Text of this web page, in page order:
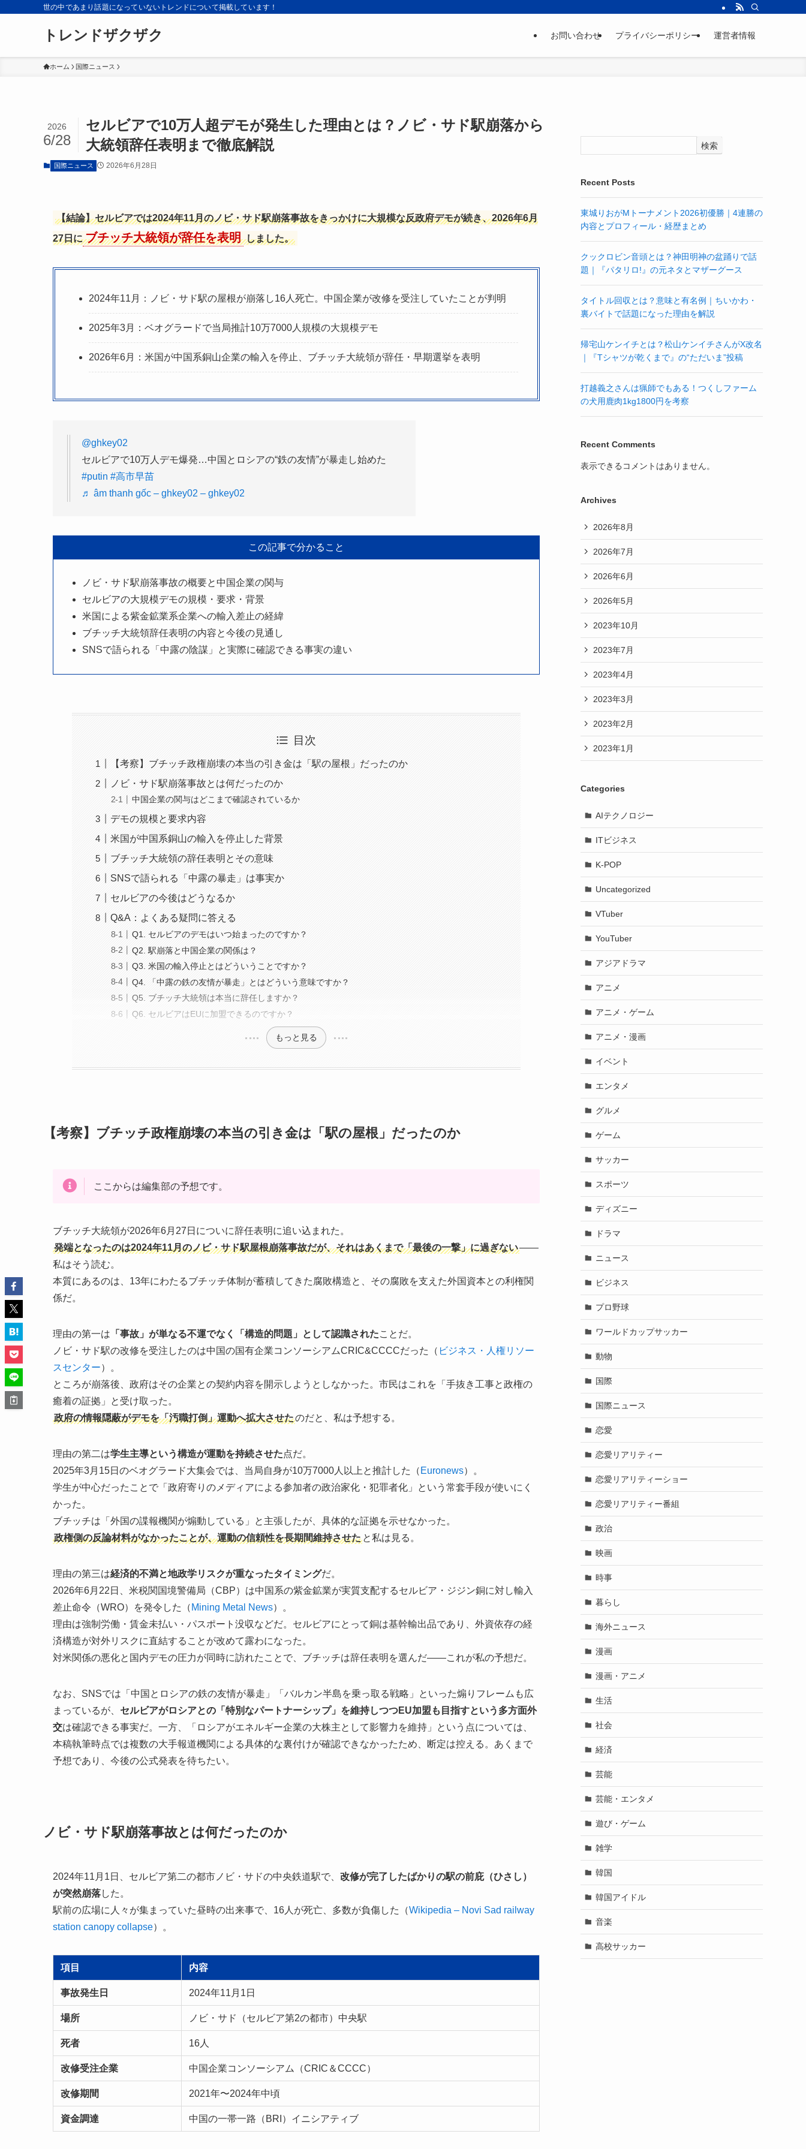
世の中であまり話題になっていないトレンドについて掲載しています！
トレンドザクザク お問い合わせ プライバシーポリシー 運営者情報
ホーム 国際ニュース
セルビアで10万人超デモが発生した理由とは？ノビ・サド駅崩落から
大統領辞任表明まで徹底解説
2026
6/28
国際ニュース 2026年6月28日
【結論】セルビアでは2024年11月のノビ・サド駅崩落事故をきっかけに大規模な反政府デモが続き、2026年6月
27日に ブチッチ大統領が辞任を表明 しました。
2024年11月：ノビ・サド駅の屋根が崩落し16人死亡。中国企業が改修を受注していたことが判明
2025年3月：ベオグラードで当局推計10万7000人規模の大規模デモ
2026年6月：米国が中国系銅山企業の輸入を停止、ブチッチ大統領が辞任・早期選挙を表明
@ghkey02
セルビアで10万人デモ爆発…中国とロシアの“鉄の友情”が暴走し始めた
#putin #高市早苗
♬ âm thanh gốc – ghkey02 – ghkey02
この記事で分かること
ノビ・サド駅崩落事故の概要と中国企業の関与
セルビアの大規模デモの規模・要求・背景
米国による紫金鉱業系企業への輸入差止の経緯
ブチッチ大統領辞任表明の内容と今後の見通し
SNSで語られる「中露の陰謀」と実際に確認できる事実の違い
目次
【考察】ブチッチ政権崩壊の本当の引き金は「駅の屋根」だったのか
ノビ・サド駅崩落事故とは何だったのか
中国企業の関与はどこまで確認されているか
デモの規模と要求内容
米国が中国系銅山の輸入を停止した背景
ブチッチ大統領の辞任表明とその意味
SNSで語られる「中露の暴走」は事実か
セルビアの今後はどうなるか
Q&A：よくある疑問に答える
Q1. セルビアのデモはいつ始まったのですか？
Q2. 駅崩落と中国企業の関係は？
Q3. 米国の輸入停止とはどういうことですか？
Q4. 「中露の鉄の友情が暴走」とはどういう意味ですか？
Q5. ブチッチ大統領は本当に辞任しますか？
Q6. セルビアはEUに加盟できるのですか？
もっと見る
【考察】ブチッチ政権崩壊の本当の引き金は「駅の屋根」だったのか
ここからは編集部の予想です。
ブチッチ大統領が2026年6月27日についに辞任表明に追い込まれた。
発端となったのは2024年11月のノビ・サド駅屋根崩落事故だが、それはあくまで「最後の一撃」に過ぎない——
私はそう読む。
本質にあるのは、13年にわたるブチッチ体制が蓄積してきた腐敗構造と、その腐敗を支えた外国資本との利権関
係だ。
理由の第一は 「事故」が単なる不運でなく「構造的問題」として認識されたことだ。
ノビ・サド駅の改修を受注したのは中国の国有企業コンソーシアムCRIC&CCCCだった（ ビジネス・人権リソー
スセンター）。
ところが崩落後、政府はその企業との契約内容を開示しようとしなかった。市民はこれを「手抜き工事と政権の
癒着の証拠」と受け取った。
政府の情報隠蔽がデモを「汚職打倒」運動へ拡大させたのだと、私は予想する。
理由の第二は学生主導という構造が運動を持続させた点だ。
2025年3月15日のベオグラード大集会では、当局自身が10万7000人以上と推計した（ Euronews）。
学生が中心だったことで「政府寄りのメディアによる参加者の政治家化・犯罪者化」という常套手段が使いにく
かった。
ブチッチは「外国の諜報機関が煽動している」と主張したが、具体的な証拠を示せなかった。
政権側の反論材料がなかったことが、運動の信頼性を長期間維持させた と私は見る。
理由の第三は経済的不満と地政学リスクが重なったタイミングだ。
2026年6月22日、米税関国境警備局（CBP）は中国系の紫金鉱業が実質支配するセルビア・ジジン銅に対し輸入
差止命令（WRO）を発令した（ Mining Metal News）。
理由は強制労働・賃金未払い・パスポート没収などだ。セルビアにとって銅は基幹輸出品であり、外資依存の経
済構造が対外リスクに直結することが改めて露わになった。
対米関係の悪化と国内デモの圧力が同時に訪れたことで、ブチッチは辞任表明を選んだ——これが私の予想だ。
なお、SNSでは「中国とロシアの鉄の友情が暴走」「バルカン半島を乗っ取る戦略」といった煽りフレームも広
まっているが、 セルビアがロシアとの「特別なパートナーシップ」を維持しつつEU加盟も目指すという多方面外
交は確認できる事実だ。一方、「ロシアがエネルギー企業の大株主として影響力を維持」という点については、
本稿執筆時点では複数の大手報道機関による具体的な裏付けが確認できなかったため、断定は控える。あくまで
予想であり、今後の公式発表を待ちたい。
ノビ・サド駅崩落事故とは何だったのか
2024年11月1日、セルビア第二の都市ノビ・サドの中央鉄道駅で、 改修が完了したばかりの駅の前庇（ひさし）
が突然崩落した。
駅前の広場に人々が集まっていた昼時の出来事で、16人が死亡、多数が負傷した（Wikipedia – Novi Sad railway
station canopy collapse）。
項目 内容
事故発生日 2024年11月1日
場所 ノビ・サド（セルビア第2の都市）中央駅
死者 16人
改修受注企業 中国企業コンソーシアム（CRIC＆CCCC）
改修期間 2021年〜2024年中頃
資金調達 中国の一帯一路（BRI）イニシアティブ
検索
Recent Posts
東城りおがMトーナメント2026初優勝｜4連勝の
内容とプロフィール・経歴まとめ
クックロビン音頭とは？神田明神の盆踊りで話
題｜『パタリロ!』の元ネタとマザーグース
タイトル回収とは？意味と有名例｜ちいかわ・
裏バイトで話題になった理由を解説
帰宅山ケンイチとは？松山ケンイチさんがX改名
｜『Tシャツが乾くまで』の“ただいま”投稿
打越義之さんは猟師でもある！つくしファーム
の犬用鹿肉1kg1800円を考察
Recent Comments
表示できるコメントはありません。
Archives
2026年8月
2026年7月
2026年6月
2026年5月
2023年10月
2023年7月
2023年4月
2023年3月
2023年2月
2023年1月
Categories
AIテクノロジー
ITビジネス
K-POP
Uncategorized
VTuber
YouTuber
アジアドラマ
アニメ
アニメ・ゲーム
アニメ・漫画
イベント
エンタメ
グルメ
ゲーム
サッカー
スポーツ
ディズニー
ドラマ
ニュース
ビジネス
プロ野球
ワールドカップサッカー
動物
国際
国際ニュース
恋愛
恋愛リアリティー
恋愛リアリティーショー
恋愛リアリティー番組
政治
映画
時事
暮らし
海外ニュース
漫画
漫画・アニメ
生活
社会
経済
芸能
芸能・エンタメ
遊び・ゲーム
雑学
韓国
韓国アイドル
音楽
高校サッカー